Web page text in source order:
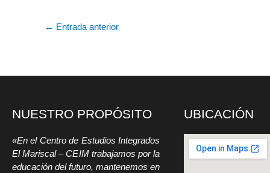
← Entrada anterior
NUESTRO PROPÓSITO
«En el Centro de Estudios Integrados
El Mariscal – CEIM trabajamos por la
educación del futuro, mantenemos en
UBICACIÓN